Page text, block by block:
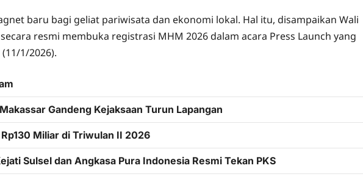
baru bagi geliat pariwisata dan ekonomi lokal. Hal itu, disampaikan Wali
resmi membuka registrasi MHM 2026 dalam acara Press Launch yang
1/2026).
Gandeng Kejaksaan Turun Lapangan
Miliar di Triwulan II 2026
Sulsel dan Angkasa Pura Indonesia Resmi Tekan PKS